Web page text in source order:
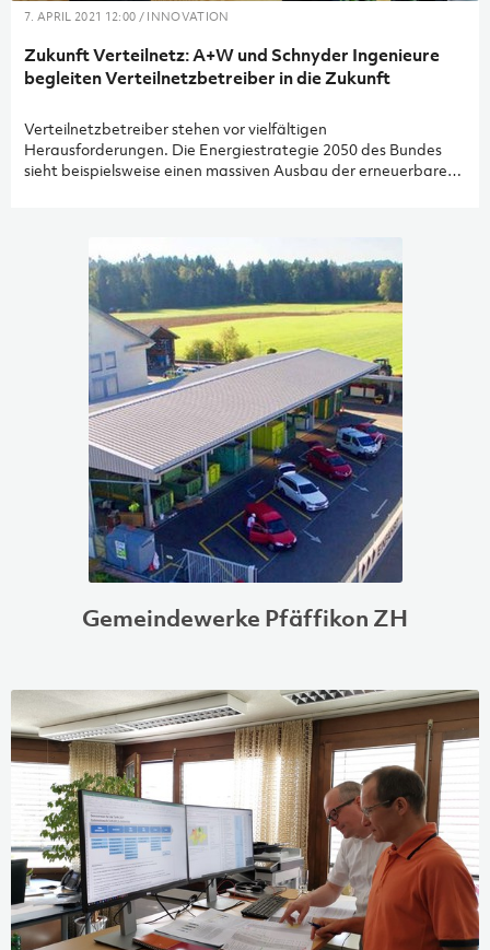
7. APRIL 2021 12:00 / INNOVATION
Zukunft Verteilnetz: A+W und Schnyder Ingenieure
begleiten Verteilnetzbetreiber in die Zukunft
Verteilnetzbetreiber stehen vor vielfältigen
Herausforderungen. Die Energiestrategie 2050 des Bundes
sieht beispielsweise einen massiven Ausbau der erneuerbaren
Kooperationsprojekts «Zukunft Verteilnetz» unterstützt
Energieversorgungsunternehmen dabei, ihr Verteilnetz zum
«Smart Grid» weiterzuentwickeln.
Gemeindewerke Pfäffikon ZH